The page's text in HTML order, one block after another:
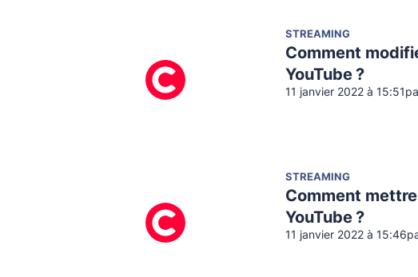
STREAMING
Comment
YouTube ?
11 janvier 2022 à 15:51
STREAMING
Comment
YouTube ?
11 janvier 2022 à 15:46